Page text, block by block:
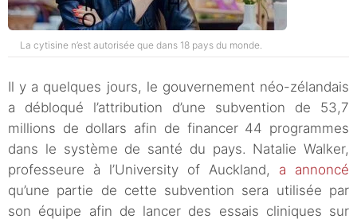
La cytisine n’est autorisée que dans 18 pays du monde.
Il y a quelques jours, le gouvernement néo-zélandais
a débloqué l’attribution d’une subvention de 53,7
millions de dollars afin de financer 44 programmes
dans le système de santé du pays. Natalie Walker,
professeure à l’University of Auckland, a annoncé
qu’une partie de cette subvention sera utilisée par
son équipe afin de lancer des essais cliniques sur